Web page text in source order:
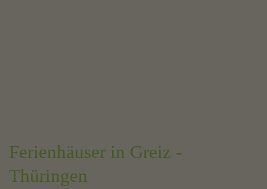
Ferienhäuser in Greiz -
Thüringen